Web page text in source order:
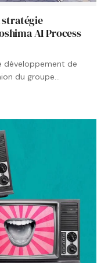
stratégie
AI Process
développement de
du groupe…